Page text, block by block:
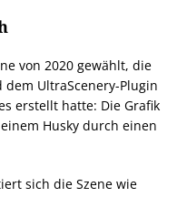
von 2020 gewählt, die
UltraScenery-Plugin
erstellt hatte: Die Grafik
Husky durch einen
sich die Szene wie